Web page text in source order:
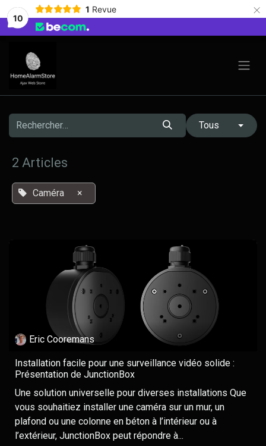
10
1 Revue ×
Tous
2 Articles
Caméra ×
Eric Cooremans
Installation facile pour une surveillance vidéo solide :
Présentation de JunctionBox
Une solution universelle pour diverses installations Que
vous souhaitiez installer une caméra sur un mur, un
plafond ou une colonne en béton à l’intérieur ou à
l’extérieur, JunctionBox peut répondre à...